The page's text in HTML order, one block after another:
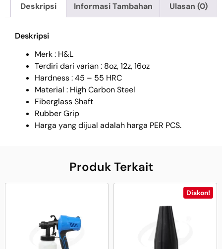
Deskripsi Informasi Tambahan Ulasan (0)
Deskripsi
Merk : H&L
Terdiri dari varian : 8oz, 12z, 16oz
Hardness : 45 – 55 HRC
Material : High Carbon Steel
Fiberglass Shaft
Rubber Grip
Harga yang dijual adalah harga PER PCS.
Produk Terkait
Diskon!